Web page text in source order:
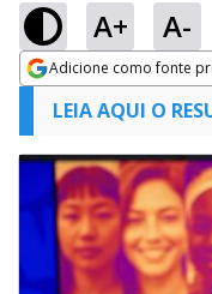
A+ A-
Adicione como fonte
Opens in new
LEIA AQUI O